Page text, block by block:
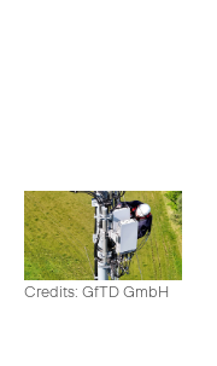
Credits: GfTD GmbH